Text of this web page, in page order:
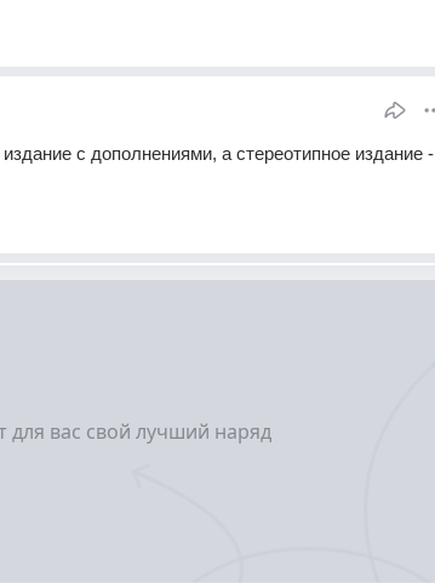
с дополнениями, а стереотипное издание -